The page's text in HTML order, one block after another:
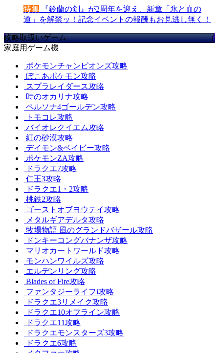
特集 『鈴蘭の剣』が2周年を迎え、新章「氷と血の
道」を解禁ッ！記念イベントの報酬もお見逃し無く！
攻略取扱いゲーム
家庭用ゲーム機
ポケモンチャンピオンズ攻略
ぽこあポケモン攻略
スプラレイダース攻略
時のオカリナ攻略
ペルソナ4ゴールデン攻略
トモコレ攻略
バイオレクイエム攻略
紅の砂漠攻略
デイモン&ベイビー攻略
ポケモンZA攻略
ドラクエ7攻略
仁王3攻略
ドラクエ1・2攻略
桃鉄2攻略
ゴーストオブヨウテイ攻略
メタルギアデルタ攻略
牧場物語 風のグランドバザール攻略
ドンキーコングバナンザ攻略
マリオカートワールド攻略
モンハンワイルズ攻略
エルデンリング攻略
Blades of Fire攻略
ファンタジーライフi攻略
ドラクエ3リメイク攻略
ドラクエ10オフライン攻略
ドラクエ11攻略
ドラクエモンスターズ3攻略
ドラクエ6攻略